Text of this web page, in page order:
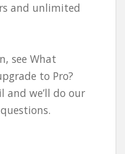
and unlimited
see What
to Pro?
and we’ll do our